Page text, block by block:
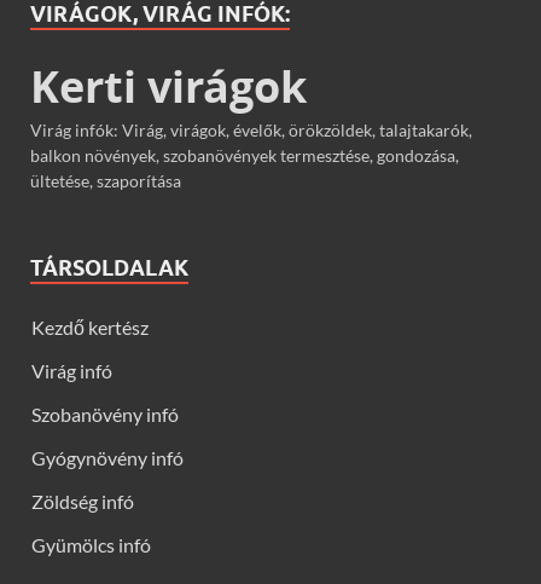
VIRÁGOK, VIRÁG INFÓK:
Kerti virágok
Virág infók: Virág, virágok, évelők, örökzöldek, talajtakarók,
balkon növények, szobanövények termesztése, gondozása,
ültetése, szaporítása
TÁRSOLDALAK
Kezdő kertész
Virág infó
Szobanövény infó
Gyógynövény infó
Zöldség infó
Gyümölcs infó